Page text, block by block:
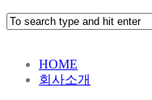
HOME
회사소개